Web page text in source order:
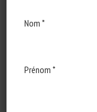
Webinaire
about
Nom *
Prénom *